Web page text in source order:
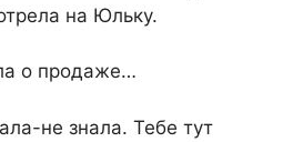
на Юльку.
о продаже…
не знала. Тебе тут